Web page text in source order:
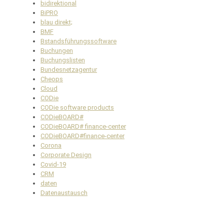
bidirektional
BiPRO
blau direkt;
BMF
Bstandsführungssoftware
Buchungen
Buchungslisten
Bundesnetzagentur
Cheops
Cloud
CODie
CODie software products
CODieBOARD#
CODieBOARD# finance-center
CODieBOARD#finance-center
Corona
Corporate Design
Covid-19
CRM
daten
Datenaustausch